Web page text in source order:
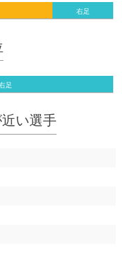
右足
足
い選手